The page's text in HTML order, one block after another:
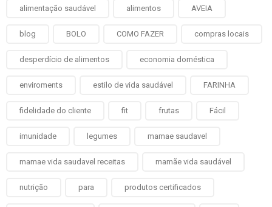
alimentação saudável alimentos AVEIA
blog BOLO COMO FAZER compras locais
desperdício de alimentos economia doméstica
enviroments estilo de vida saudável FARINHA
fidelidade do cliente fit frutas Fácil
imunidade legumes mamae saudavel
mamae vida saudavel receitas mamãe vida saudável
nutrição para produtos certificados